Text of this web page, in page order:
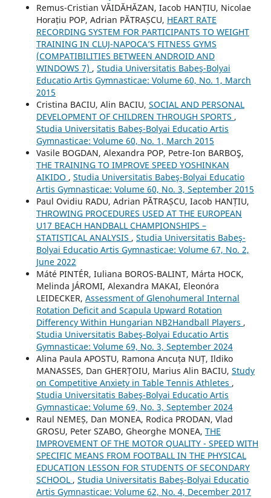
Remus-Cristian VĂIDĂHĂZAN, Iacob HANȚIU, Nicolae
Horațiu POP, Adrian PĂTRAȘCU, HEART RATE
RECORDING SYSTEM FOR PARTICIPANTS TO WEIGHT
TRAINING IN CLUJ-NAPOCA’S FITNESS GYMS
(COMPATIBILITIES BETWEEN ANDROID AND
WINDOWS 7) , Studia Universitatis Babeş-Bolyai
Educatio Artis Gymnasticae: Volume 60, No. 1, March
2015
Cristina BACIU, Alin BACIU, SOCIAL AND PERSONAL
DEVELOPMENT OF CHILDREN THROUGH SPORTS ,
Studia Universitatis Babeş-Bolyai Educatio Artis
Gymnasticae: Volume 60, No. 1, March 2015
Vasile BOGDAN, Alexandra POP, Petre-Ion BARBOŞ,
THE TRAINING TO IMPROVE SPEED YOSHINKAN
AIKIDO , Studia Universitatis Babeş-Bolyai Educatio
Artis Gymnasticae: Volume 60, No. 3, September 2015
Paul Ovidiu RADU, Adrian PĂTRAȘCU, Iacob HANȚIU,
THROWING PROCEDURES USED AT THE EUROPEAN
U17 BEACH HANDBALL CHAMPIONSHIPS –
STATISTICAL ANALYSIS , Studia Universitatis Babeş-
Bolyai Educatio Artis Gymnasticae: Volume 67, No. 2,
June 2022
Máté PINTÉR, Iuliana BOROS-BALINT, Márta HOCK,
Melinda JÁROMI, Alexandra MAKAI, Eleonóra
LEIDECKER, Assessment of Glenohumeral Internal
Rotation Deficit and Scapula Upward Rotation
Differency Within Hungarian NB2Handball Players ,
Studia Universitatis Babeş-Bolyai Educatio Artis
Gymnasticae: Volume 69, No. 3, September 2024
Alina Paula APOSTU, Ramona Ancuța NUȚ, Ildiko
MANASSES, Dan GHERȚOIU, Marius Alin BACIU, Study
on Competitive Anxiety in Table Tennis Athletes ,
Studia Universitatis Babeş-Bolyai Educatio Artis
Gymnasticae: Volume 69, No. 3, September 2024
Raul NEMEȘ, Dan MONEA, Rodica PRODAN, Vlad
GROSU, Peter SZABO, Gheorghe MONEA, THE
IMPROVEMENT OF THE MOTOR QUALITY - SPEED WITH
SPECIFIC MEANS FROM FOOTBALL IN THE PHYSICAL
EDUCATION LESSON FOR STUDENTS OF SECONDARY
SCHOOL , Studia Universitatis Babeş-Bolyai Educatio
Artis Gymnasticae: Volume 62, No. 4, December 2017